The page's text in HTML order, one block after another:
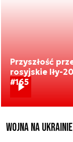
Przyszłość
rosyjskie Iły-
#165
Wojna na Ukrainie